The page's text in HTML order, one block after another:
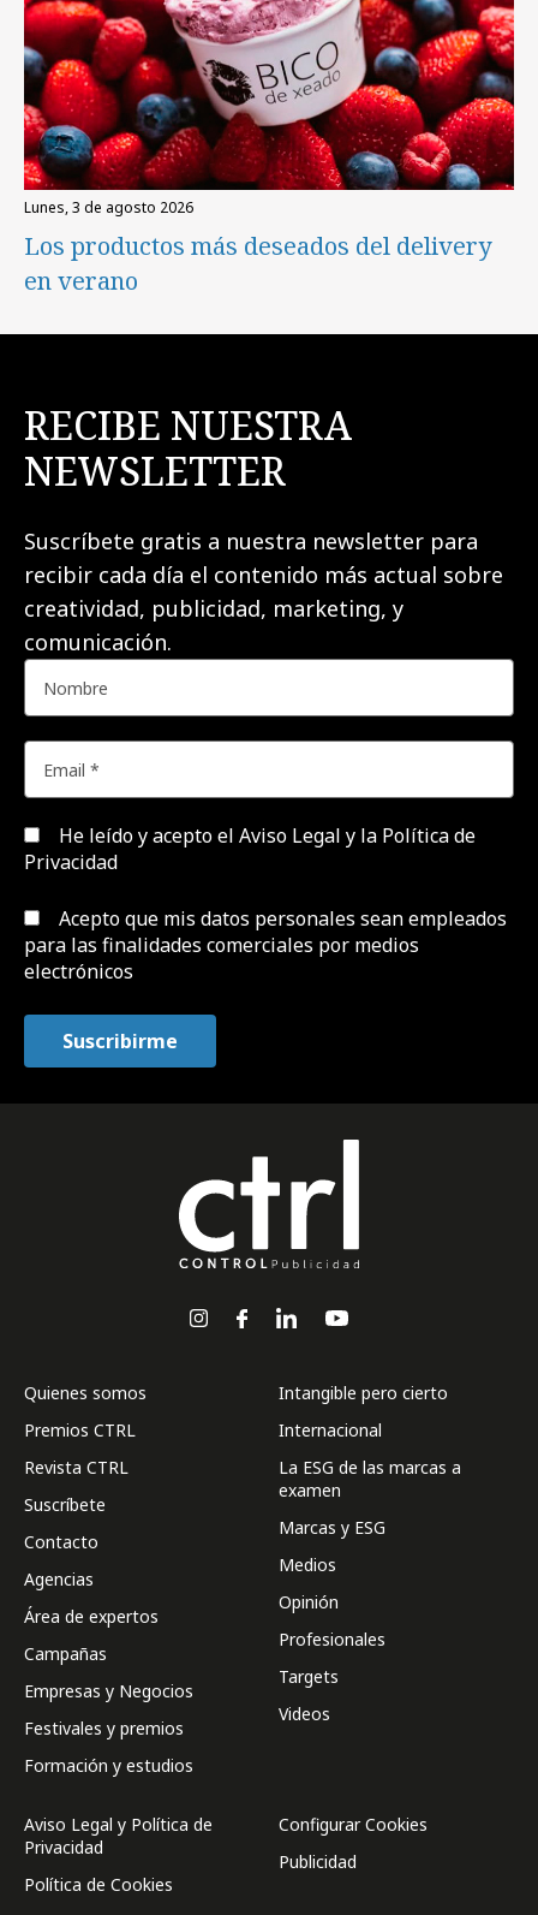
lunes, 3 de agosto 2026
Los productos más deseados del delivery
en verano
RECIBE NUESTRA
NEWSLETTER
Suscríbete gratis a nuestra newsletter para
recibir cada día el contenido más actual sobre
creatividad, publicidad, marketing, y
comunicación.
He leído y acepto el Aviso Legal y la Política de
Privacidad
Acepto que mis datos personales sean empleados
para las finalidades comerciales por medios
electrónicos
Quienes somos
Premios CTRL
Revista CTRL
Suscríbete
Contacto
Agencias
Área de expertos
Campañas
Empresas y Negocios
Festivales y premios
Formación y estudios
Intangible pero cierto
Internacional
La ESG de las marcas a
examen
Marcas y ESG
Medios
Opinión
Profesionales
Targets
Videos
Aviso Legal y Política de
Privacidad
Política de Cookies
Configurar Cookies
Publicidad